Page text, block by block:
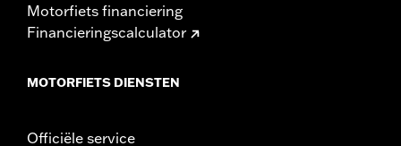
Motorfiets financiering
Financieringscalculator
MOTORFIETS DIENSTEN
Officiële service